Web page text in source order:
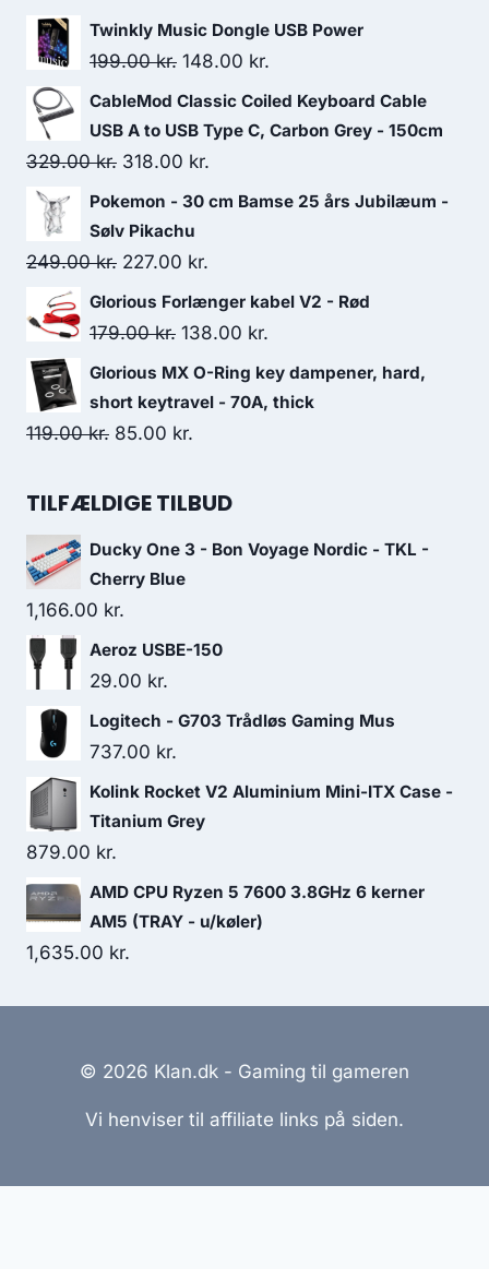
Twinkly Music Dongle USB Power
199.00kr. Original
price
was:
199.00 kr..
148.00 kr.
price
is:
CableMod Classic Coiled Keyboard Cable
USB A to USB Type C, Carbon Grey - 150cm
329.00kr. Original
price
was:
329.00 kr..
318.00 kr.
price
Pokemon - 30 cm Bamse 25 års Jubilæum -
Sølv Pikachu
249.00kr. Original
price
was:
227.00 kr.
price
is:
Glorious Forlænger kabel V2 - Rød
179.00kr. Original
price
was:
179.00 kr..
138.00 kr.
price
is:
Glorious MX O-Ring key dampener, hard,
short keytravel - 70A, thick
119.00kr. Original
was:
85.00 kr.
is:
TILFÆLDIGE TILBUD
Ducky One 3 - Bon Voyage Nordic - TKL -
Cherry Blue
1,166.00 kr.
Aeroz USBE-150
29.00 kr.
Logitech - G703 Trådløs Gaming Mus
737.00 kr.
Kolink Rocket V2 Aluminium Mini-ITX Case -
Titanium Grey
879.00 kr.
AMD CPU Ryzen 5 7600 3.8GHz 6 kerner
AM5 (TRAY - u/køler)
1,635.00 kr.
© 2026 Klan.dk - Gaming til gameren
Vi henviser til affiliate links på siden.